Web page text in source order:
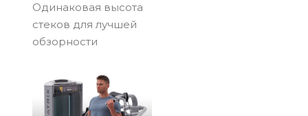
Одинаковая высота
стеков для лучшей
обзорности